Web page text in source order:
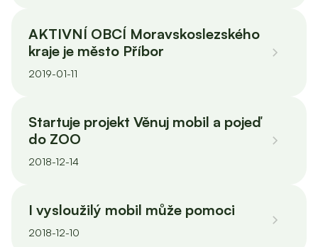
AKTIVNÍ OBCÍ Moravskoslezského
kraje je město Příbor
2019-01-11
Startuje projekt Věnuj mobil a pojeď
do ZOO
2018-12-14
I vysloužilý mobil může pomoci
2018-12-10